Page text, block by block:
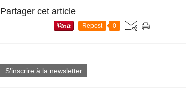
Partager cet article
Repost 0
S'inscrire à la newsletter